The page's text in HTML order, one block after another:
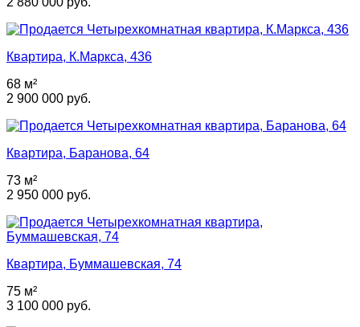
Квартира, К.Маркса, 436
68 м²
2 900 000 руб.
Квартира, Баранова, 64
73 м²
2 950 000 руб.
Квартира, Буммашевская, 74
75 м²
3 100 000 руб.